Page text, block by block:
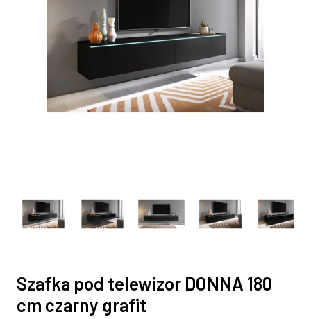
Szafka pod telewizor DONNA 180
cm czarny grafit